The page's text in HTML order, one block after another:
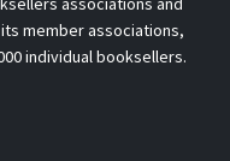
member associations,
individual booksellers.